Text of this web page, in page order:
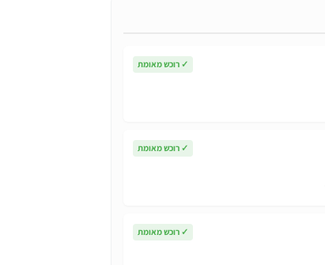
✓ רוכש מאומת
✓ רוכש מאומת
✓ רוכש מאומת